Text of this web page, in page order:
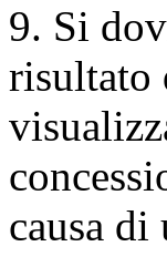
9. Si
risultato
causa di